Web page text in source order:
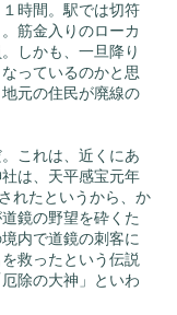
時間。駅では切符
筋金入りのローカ
しかも、一旦降り
っているのかと思
元の住民が廃線の
これは、近くにあ
は、天平感宝元年
れたというから、か
鏡の野望を砕くた
内で道鏡の刺客に
救ったという伝説
除の大神」といわ